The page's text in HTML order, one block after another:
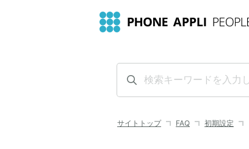
サイトトップ FAQ 初期設定